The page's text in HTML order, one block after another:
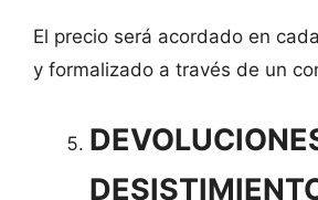
El precio será acordado en
y formalizado a través de un